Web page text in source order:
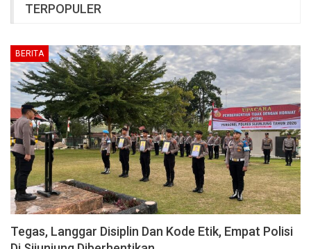
TERPOPULER
BERITA
Tegas, Langgar Disiplin Dan Kode Etik, Empat Polisi